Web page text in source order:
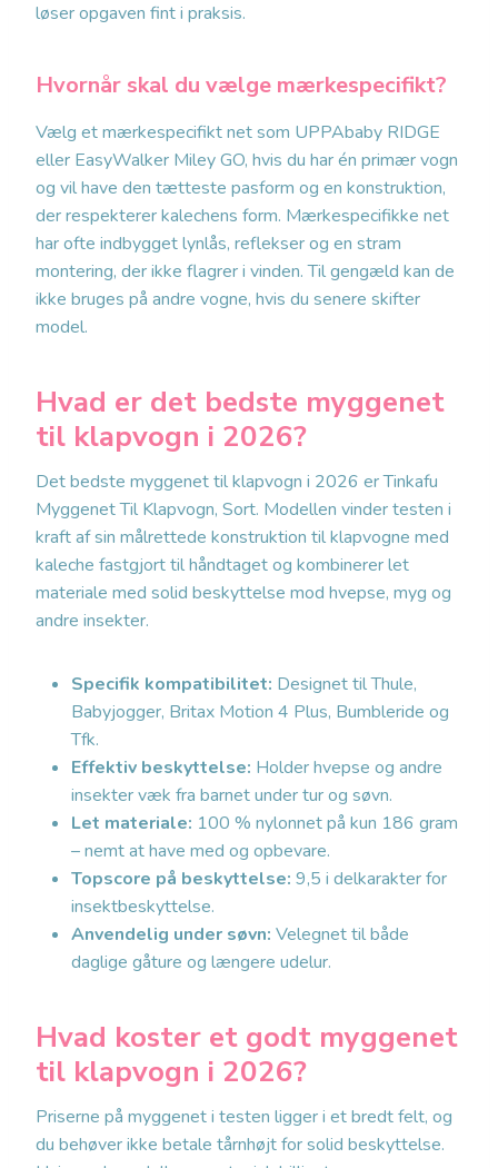
løser opgaven fint i praksis.
Hvornår skal du vælge mærkespecifikt?
Vælg et mærkespecifikt net som UPPAbaby RIDGE
eller EasyWalker Miley GO, hvis du har én primær vogn
og vil have den tætteste pasform og en konstruktion,
der respekterer kalechens form. Mærkespecifikke net
har ofte indbygget lynlås, reflekser og en stram
montering, der ikke flagrer i vinden. Til gengæld kan de
ikke bruges på andre vogne, hvis du senere skifter
model.
Hvad er det bedste myggenet
til klapvogn i 2026?
Det bedste myggenet til klapvogn i 2026 er Tinkafu
Myggenet Til Klapvogn, Sort. Modellen vinder testen i
kraft af sin målrettede konstruktion til klapvogne med
kaleche fastgjort til håndtaget og kombinerer let
materiale med solid beskyttelse mod hvepse, myg og
andre insekter.
Specifik kompatibilitet: Designet til Thule,
Babyjogger, Britax Motion 4 Plus, Bumbleride og
Tfk.
Effektiv beskyttelse: Holder hvepse og andre
insekter væk fra barnet under tur og søvn.
Let materiale: 100 % nylonnet på kun 186 gram
– nemt at have med og opbevare.
Topscore på beskyttelse: 9,5 i delkarakter for
insektbeskyttelse.
Anvendelig under søvn: Velegnet til både
daglige gåture og længere udelur.
Hvad koster et godt myggenet
til klapvogn i 2026?
Priserne på myggenet i testen ligger i et bredt felt, og
du behøver ikke betale tårnhøjt for solid beskyttelse.